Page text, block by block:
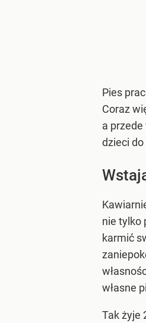
Pies
Coraz
a przede
dzieci do
nie tylko
karmić
własne
Tak żyje